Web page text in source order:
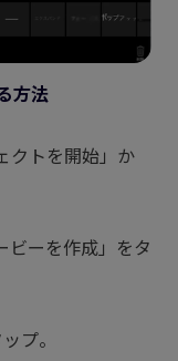
方法
クトを開始」か
ビーを作成」をタ
プ。